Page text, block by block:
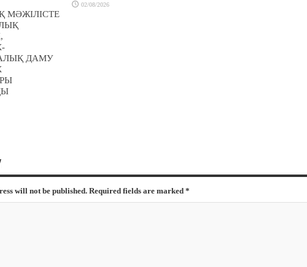
02/08/2026
МӘЖІЛІСТЕ
ДАМУ
will not be published. Required fields are marked *